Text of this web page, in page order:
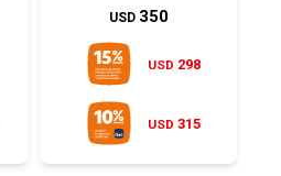
USD 350
USD 298
USD 315